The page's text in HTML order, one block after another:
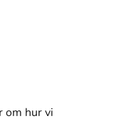
om hur vi